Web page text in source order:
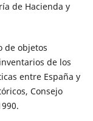
de Hacienda y
de objetos
de los
entre España y
Consejo